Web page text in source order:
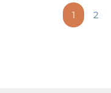
1 2